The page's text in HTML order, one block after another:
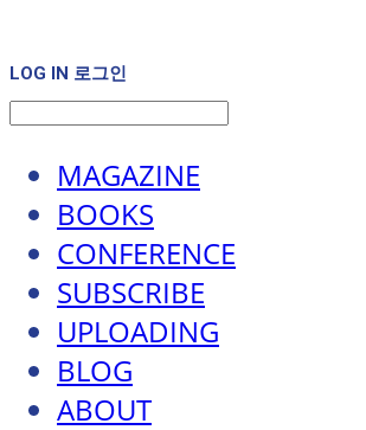
LOG IN 로그인
MAGAZINE
BOOKS
CONFERENCE
SUBSCRIBE
UPLOADING
BLOG
ABOUT